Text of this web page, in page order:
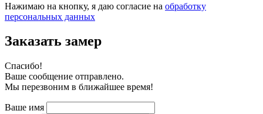
Нажимаю на кнопку, я даю согласие на обработку
персональных данных
Заказать замер
Cпасибо!
Ваше сообщение отправлено.
Мы перезвоним в ближайшее время!
Ваше имя